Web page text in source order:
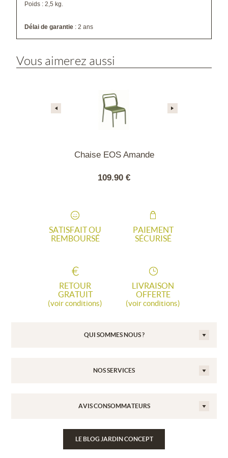
Poids : 2,5 kg.
Délai de garantie : 2 ans
Vous aimerez aussi
Chaise EOS Amande
109.90 €
SATISFAIT OU
REMBOURSÉ
PAIEMENT
SÉCURISÉ
RETOUR
GRATUIT
(voir conditions)
LIVRAISON
OFFERTE
(voir conditions)
QUI SOMMES NOUS ?
NOS SERVICES
AVIS CONSOMMATEURS
LE BLOG JARDIN CONCEPT